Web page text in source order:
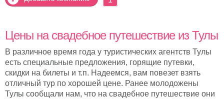
Цены на свадебное путешествие из Тулы
В различное время года у туристических агентств Тулы
есть специальные предложения, горящие путевки,
скидки на билеты и т.п. Надеемся, вам повезет взять
отличный тур по хорошей цене. Ранее молодожены
Тулы сообщали нам, что на свадебное путешествие они